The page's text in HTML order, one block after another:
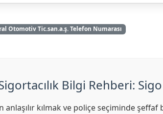
Otomotiv Tic.san.a.ş. Telefon Numarası
Bilgi Rehberi:
kılmak ve poliçe seçiminde şeffaf